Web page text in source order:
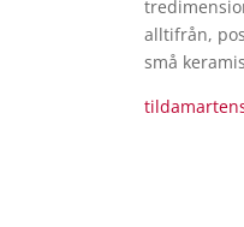
alltifrån,
små